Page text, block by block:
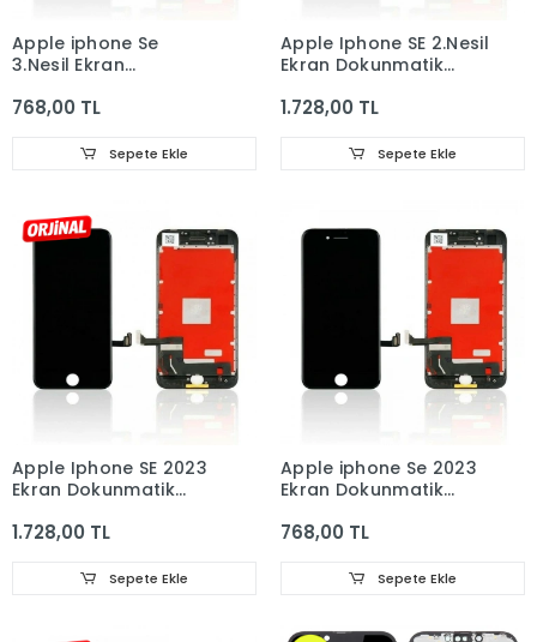
Apple iphone Se
3.Nesil Ekran
768,00 TL
Sepete Ekle
Apple Iphone SE 2.Nesil
Ekran Dokunmatik
1.728,00 TL
Sepete Ekle
Apple Iphone SE 2023
Ekran Dokunmatik
1.728,00 TL
Sepete Ekle
Apple iphone Se 2023
Ekran Dokunmatik
768,00 TL
Sepete Ekle